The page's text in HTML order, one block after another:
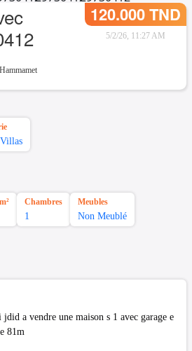
120.000 TND
5/2/26, 11:27 AM
Hammamet
Chambres
1
Meubles
Non Meublé
a vendre une maison s 1 avec garage e
81m